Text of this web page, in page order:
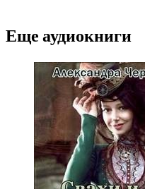
Еще аудиокниги